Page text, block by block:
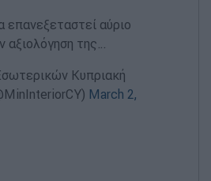
αύριο
αξιολόγηση της…
Κυπριακή
March 2,